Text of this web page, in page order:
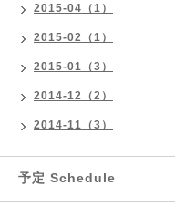
2015-04（1）
2015-02（1）
2015-01（3）
2014-12（2）
2014-11（3）
予定 Schedule